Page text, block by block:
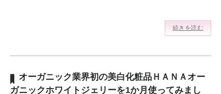
続きを読む
オーガニック業界初の美白化粧品ＨＡＮＡオー
ガニックホワイトジェリーを1か月使ってみまし